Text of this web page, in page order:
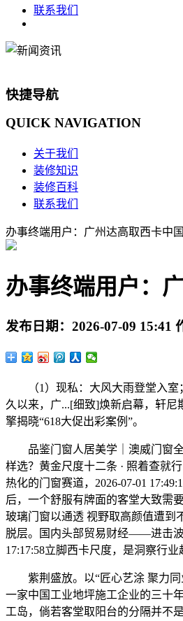
联系我们
快捷导航
QUICK NAVIGATION
关于我们
装修知识
装修百科
联系我们
办事终端用户：广州达高取西卡中
办事终端用户：
发布日期： 2026-07-09 15:41
（1）现私：大风大雨登堂入室；
久以来，广...[细致]焕新启幕，轩尼
擎揭晓“618大促出彩案例”。
品鉴门窗人居美学｜澳威门窗全
样选？黄金尺度十二条 · 照着查就
热化的门窗赛道，2026-07-01
后，一个舒服有牌面的客堂大致需
玻璃门窗以通透 视野取高颜值遭到
脱层。国内头部贸易财经——进击波
17:17:58立脚西卡尺度，是洞察行
紫荆盛放。以“匠心艺涂 聚力同
一家中国工业地坪施工企业的三十
工岛，倘若客堂取阳台的分隔并不